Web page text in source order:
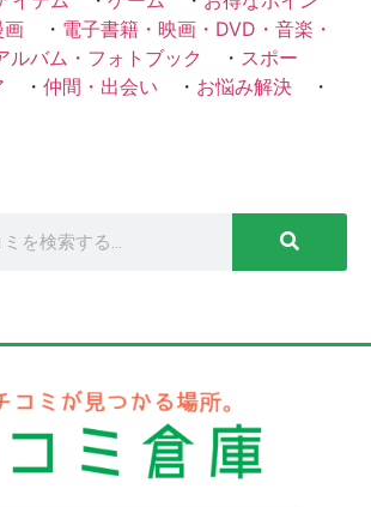
画 ・ 電子書籍・映画・DVD・音楽・
ルバム・フォトブック ・ スポー
・ 仲間・出会い ・ お悩み解決 ・